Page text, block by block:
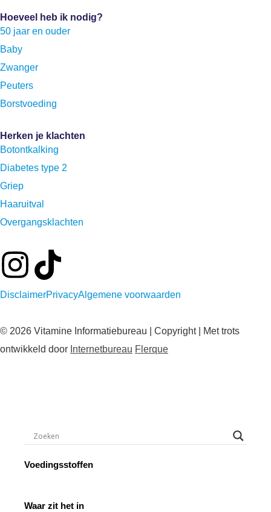
Hoeveel heb ik nodig?
50 jaar en ouder
Baby
Zwanger
Peuters
Borstvoeding
Herken je klachten
Botontkalking
Diabetes type 2
Griep
Haaruitval
Overgangsklachten
DisclaimerPrivacyAlgemene voorwaarden
© 2026 Vitamine Informatiebureau | Copyright | Met trots
ontwikkeld door Internetbureau Flerque
Voedingsstoffen
Waar zit het in